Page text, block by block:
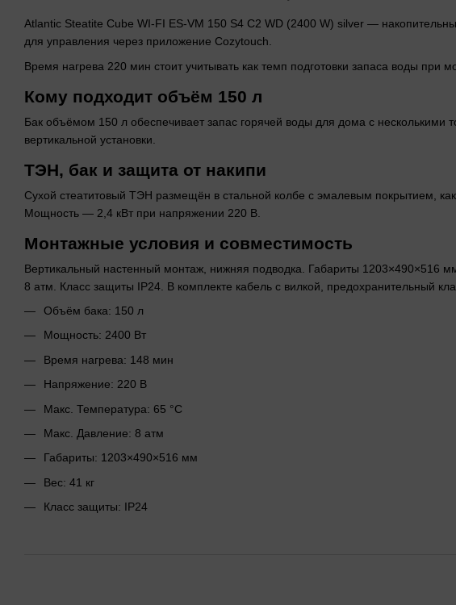
Atlantic Steatite Cube WI-FI ES-VM 150 S4 C2 WD (2400 W) silver —
для управления через приложение Cozytouch.
Время нагрева 220 мин стоит учитывать как темп подготовки запаса воды при
Кому подходит объём 150 л
Бак объёмом 150 л обеспечивает запас горячей воды для дома с несколькими
вертикальной установки.
ТЭН, бак и защита от накипи
Сухой стеатитовый ТЭН размещён в стальной колбе с эмалевым покрытием,
Мощность — 2,4 кВт при напряжении 220 В.
Монтажные условия и совместимость
Вертикальный настенный монтаж, нижняя подводка. Габариты
8 атм. Класс защиты IP24. В комплекте кабель с вилкой, предохранительный
Объём бака: 150 л
Мощность: 2400 Вт
Время нагрева: 148 мин
Напряжение: 220 В
Макс. Температура: 65 °C
Макс. Давление: 8 атм
Габариты: 1203×490×516 мм
Вес: 41 кг
Класс защиты: IP24